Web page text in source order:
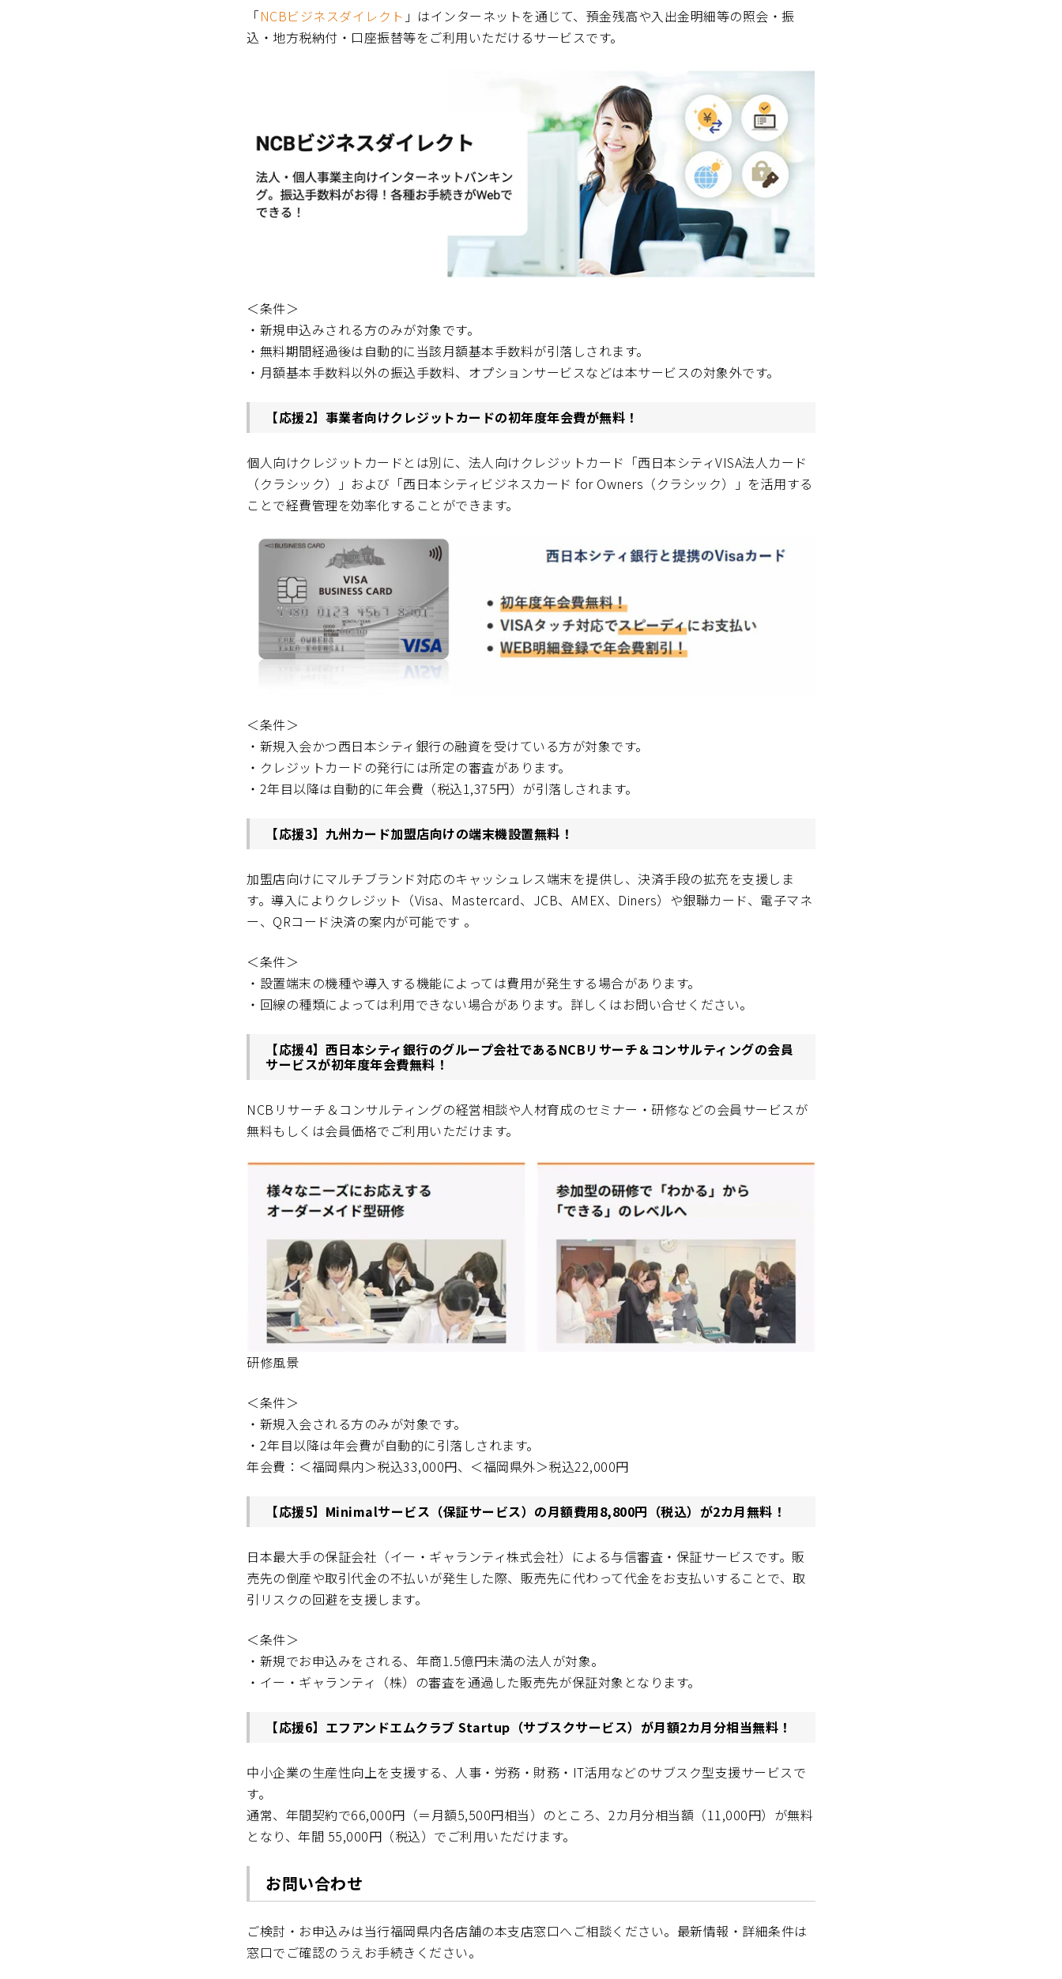
「NCBビジネスダイレクト 」はインターネットを通じて、預金残高や入出金明細等の照会・振
込・地方税納付・口座振替等をご利用いただけるサービスです。
＜条件＞
・新規申込みされる方のみが対象です。
・無料期間経過後は自動的に当該月額基本手数料が引落しされます。
・月額基本手数料以外の振込手数料、オプションサービスなどは本サービスの対象外です。
【応援2】事業者向けクレジットカードの初年度年会費が無料！
個人向けクレジットカードとは別に、法人向けクレジットカード「西日本シティVISA法人カード
（クラシック）」および「西日本シティビジネスカード for Owners（クラシック）」を活用する
ことで経費管理を効率化することができます。
＜条件＞
・新規入会かつ西日本シティ銀行の融資を受けている方が対象です。
・クレジットカードの発行には所定の審査があります。
・2年目以降は自動的に年会費（税込1,375円）が引落しされます。
【応援3】九州カード加盟店向けの端末機設置無料！
加盟店向けにマルチブランド対応のキャッシュレス端末を提供し、決済手段の拡充を支援しま
す。導入によりクレジット（Visa、Mastercard、JCB、AMEX、Diners）や銀聯カード、電子マネ
ー、QRコード決済の案内が可能です 。
＜条件＞
・設置端末の機種や導入する機能によっては費用が発生する場合があります。
・回線の種類によっては利用できない場合があります。詳しくはお問い合せください。
【応援4】西日本シティ銀行のグループ会社であるNCBリサーチ＆コンサルティングの会員
サービスが初年度年会費無料！
NCBリサーチ＆コンサルティングの経営相談や人材育成のセミナー・研修などの会員サービスが
無料もしくは会員価格でご利用いただけます。
研修風景
＜条件＞
・新規入会される方のみが対象です。
・2年目以降は年会費が自動的に引落しされます。
年会費：＜福岡県内＞税込33,000円、＜福岡県外＞税込22,000円
【応援5】Minimalサービス（保証サービス）の月額費用8,800円（税込）が2カ月無料！
日本最大手の保証会社（イー・ギャランティ株式会社）による与信審査・保証サービスです。販
売先の倒産や取引代金の不払いが発生した際、販売先に代わって代金をお支払いすることで、取
引リスクの回避を支援します。
＜条件＞
・新規でお申込みをされる、年商1.5億円未満の法人が対象。
・イー・ギャランティ（株）の審査を通過した販売先が保証対象となります。
【応援6】エフアンドエムクラブ Startup（サブスクサービス）が月額2カ月分相当無料！
中小企業の生産性向上を支援する、人事・労務・財務・IT活用などのサブスク型支援サービスで
す。
通常、年間契約で66,000円（＝月額5,500円相当）のところ、2カ月分相当額（11,000円）が無料
となり、年間 55,000円（税込）でご利用いただけます。
お問い合わせ
ご検討・お申込みは当行福岡県内各店舗の本支店窓口へご相談ください。最新情報・詳細条件は
窓口でご確認のうえお手続きください。